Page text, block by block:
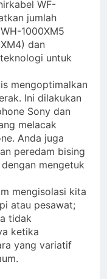
WF-
jumlah
1000XM5
dan
untuk
mengoptimalkan
Ini dilakukan
Sony dan
melacak
Anda juga
peredam bising
mengetuk
mengisolasi kita
atau pesawat;
tidak
ketika
yang variatif